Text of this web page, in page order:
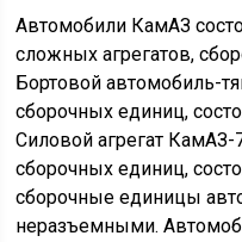
Автомобили КамАЗ
сложных агрегатов,
Бортовой автомобиль-
сборочных единиц,
Силовой агрегат
сборочных единиц,
сборочные единицы
неразъемными.